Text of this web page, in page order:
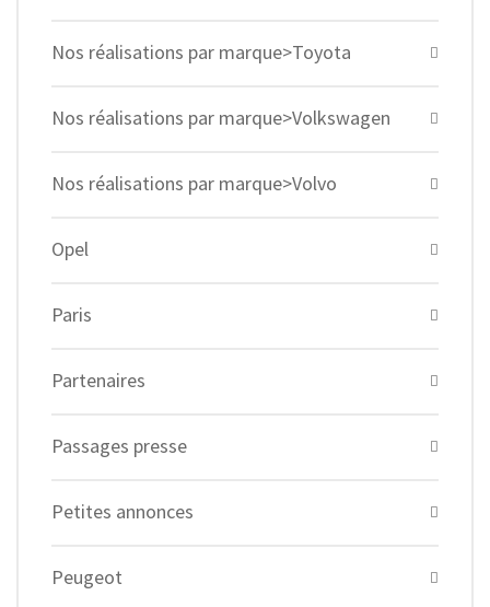
Nos réalisations par marque>Toyota
Nos réalisations par marque>Volkswagen
Nos réalisations par marque>Volvo
Opel
Paris
Partenaires
Passages presse
Petites annonces
Peugeot